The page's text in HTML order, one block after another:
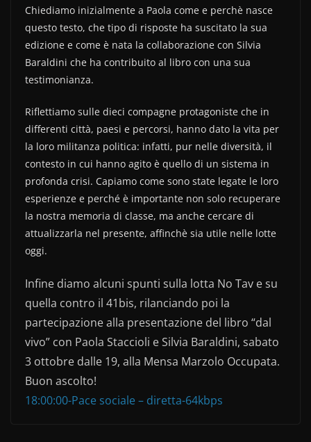
Chiediamo inizialmente a Paola come e perchè nasce
questo testo, che tipo di risposte ha suscitato la sua
edizione e come è nata la collaborazione con Silvia
Baraldini che ha contribuito al libro con una sua
testimonianza.
Riflettiamo sulle dieci compagne protagoniste che in
differenti città, paesi e percorsi, hanno dato la vita per
la loro militanza politica: infatti, pur nelle diversità, il
contesto in cui hanno agito è quello di un sistema in
profonda crisi. Capiamo come sono state legate le loro
esperienze e perché è importante non solo recuperare
la nostra memoria di classe, ma anche cercare di
attualizzarla nel presente, affinchè sia utile nelle lotte
oggi.
Infine diamo alcuni spunti sulla lotta No Tav e su
quella contro il 41bis, rilanciando poi la
partecipazione alla presentazione del libro “dal
vivo” con Paola Staccioli e Silvia Baraldini, sabato
3 ottobre dalle 19, alla Mensa Marzolo Occupata.
Buon ascolto!
18:00:00-Pace sociale – diretta-64kbps